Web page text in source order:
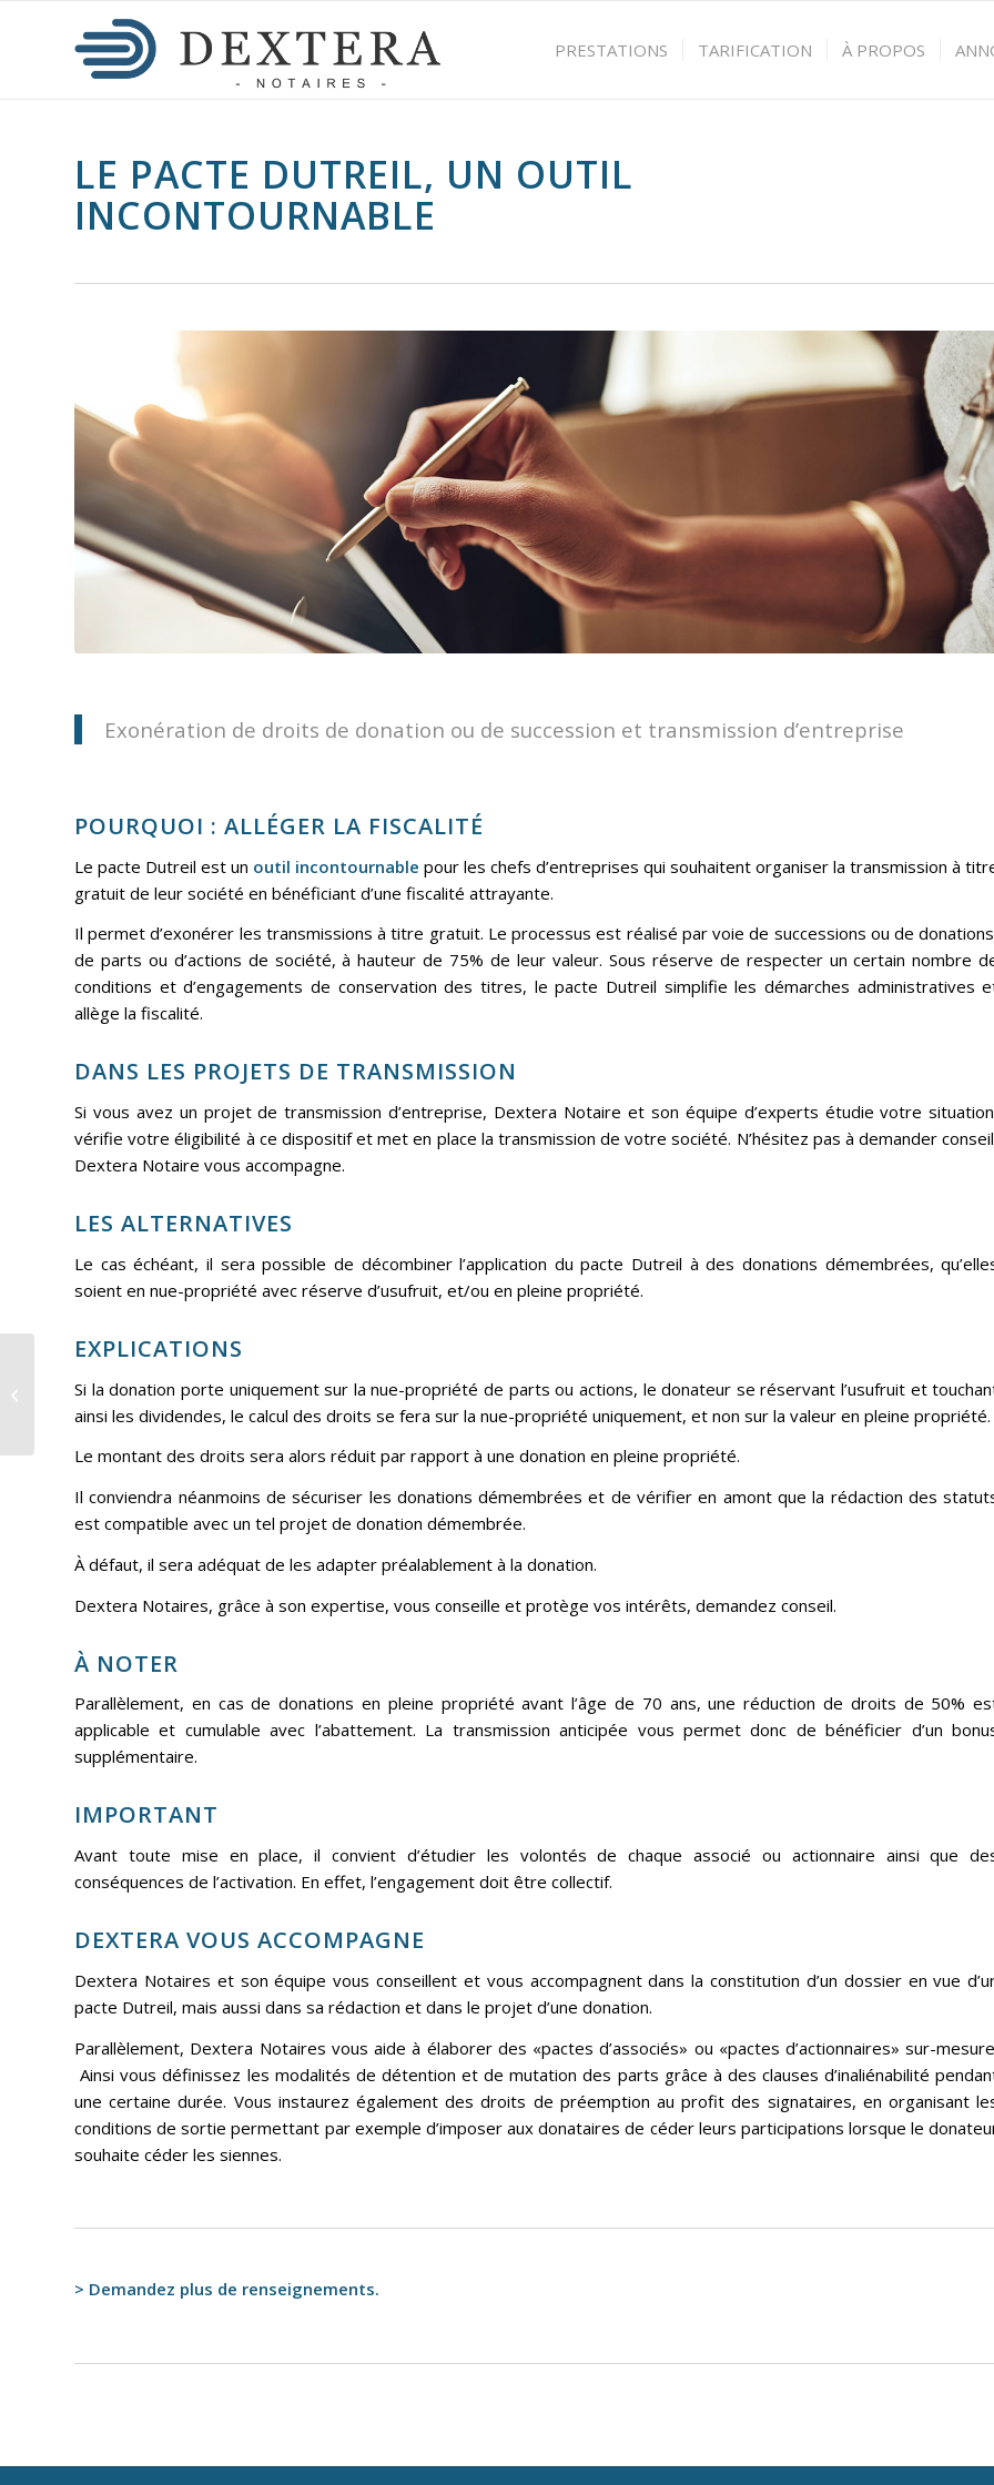
PRESTATIONS TARIFICATION À PROPOS
LE PACTE DUTREIL, UN OUTIL
INCONTOURNABLE
Exonération de droits de donation ou de succession et transmission d’entreprise
POURQUOI : ALLÉGER LA FISCALITÉ
Le pacte Dutreil est un outil incontournable pour les chefs d’entreprises qui souhaitent organiser la transmission à
gratuit de leur société en bénéficiant d’une fiscalité attrayante.
Il permet d’exonérer les transmissions à titre gratuit. Le processus est réalisé par voie de successions ou de
de parts ou d’actions de société, à hauteur de 75% de leur valeur. Sous réserve de respecter un certain nombre
conditions et d’engagements de conservation des titres, le pacte Dutreil simplifie les démarches administratives
allège la fiscalité.
DANS LES PROJETS DE TRANSMISSION
Si vous avez un projet de transmission d’entreprise, Dextera Notaire et son équipe d’experts étudie votre
vérifie votre éligibilité à ce dispositif et met en place la transmission de votre société. N’hésitez pas à demander
Dextera Notaire vous accompagne.
LES ALTERNATIVES
Le cas échéant, il sera possible de décombiner l’application du pacte Dutreil à des donations démembrées,
soient en nue-propriété avec réserve d’usufruit, et/ou en pleine propriété.
EXPLICATIONS
Si la donation porte uniquement sur la nue-propriété de parts ou actions, le donateur se réservant l’usufruit et
ainsi les dividendes, le calcul des droits se fera sur la nue-propriété uniquement, et non sur la valeur en pleine propriété.
Le montant des droits sera alors réduit par rapport à une donation en pleine propriété.
Il conviendra néanmoins de sécuriser les donations démembrées et de vérifier en amont que la rédaction des
est compatible avec un tel projet de donation démembrée.
À défaut, il sera adéquat de les adapter préalablement à la donation.
Dextera Notaires, grâce à son expertise, vous conseille et protège vos intérêts, demandez conseil.
À NOTER
Parallèlement, en cas de donations en pleine propriété avant l’âge de 70 ans, une réduction de droits de 50%
applicable et cumulable avec l’abattement. La transmission anticipée vous permet donc de bénéficier d’un
supplémentaire.
IMPORTANT
Avant toute mise en place, il convient d’étudier les volontés de chaque associé ou actionnaire ainsi que
conséquences de l’activation. En effet, l’engagement doit être collectif.
DEXTERA VOUS ACCOMPAGNE
Dextera Notaires et son équipe vous conseillent et vous accompagnent dans la constitution d’un dossier en vue
pacte Dutreil, mais aussi dans sa rédaction et dans le projet d’une donation.
Parallèlement, Dextera Notaires vous aide à élaborer des «pactes d’associés» ou «pactes d’actionnaires» sur-
Ainsi vous définissez les modalités de détention et de mutation des parts grâce à des clauses d’inaliénabilité
une certaine durée. Vous instaurez également des droits de préemption au profit des signataires, en organisant
conditions de sortie permettant par exemple d’imposer aux donataires de céder leurs participations lorsque le
souhaite céder les siennes.
> Demandez plus de renseignements.
Le régime des dons et
donations concernant
les Congrégations
reconnues...